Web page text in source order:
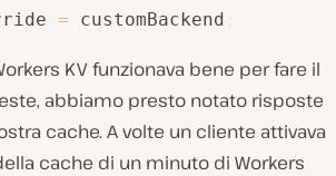
= customBackend
KV funzionava bene per fare il
abbiamo presto notato risposte
cache. A volte un cliente attivava
cache di un minuto di Workers